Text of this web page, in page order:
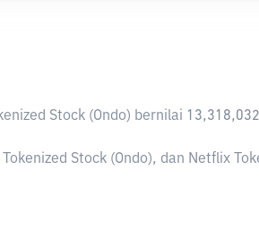
Stock (Ondo) bernilai
Stock (Ondo), dan Netflix